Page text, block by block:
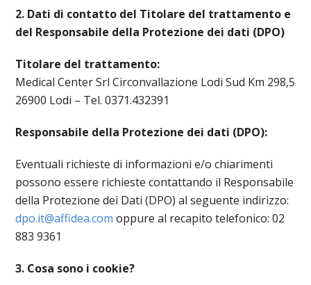
2. Dati di contatto del Titolare del trattamento e
del Responsabile della Protezione dei dati (DPO)
Titolare del trattamento:
Medical Center Srl Circonvallazione Lodi Sud Km 298,5
26900 Lodi – Tel. 0371.432391
Responsabile della Protezione dei dati (DPO):
Eventuali richieste di informazioni e/o chiarimenti
possono essere richieste contattando il Responsabile
della Protezione dei Dati (DPO) al seguente indirizzo:
dpo.it@affidea.com oppure al recapito telefonico: 02
883 9361
3. Cosa sono i cookie?